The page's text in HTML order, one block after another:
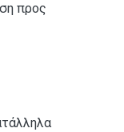
προς